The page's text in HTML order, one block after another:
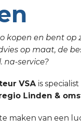
kopen en bent
op maat, de
na-service?
VSA is
Linden &
maken van een